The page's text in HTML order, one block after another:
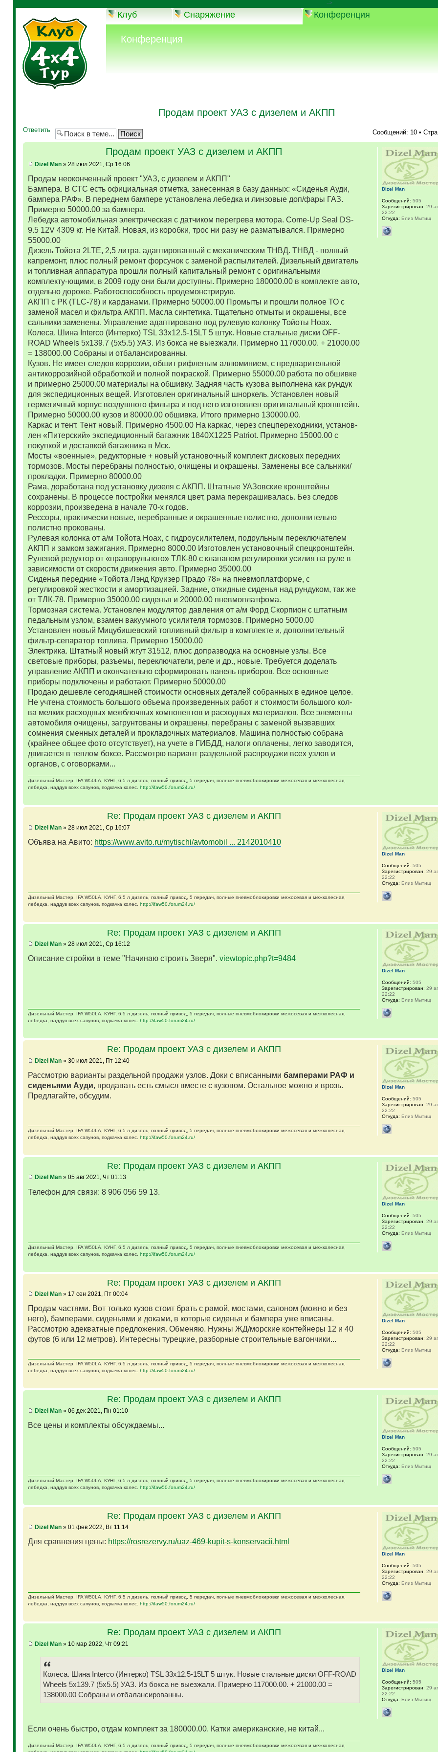
-->
Клуб Снаряжение Конференция
Конференция
Продам проект УАЗ с дизелем и АКПП
Ответить Сообщений: 10 •
Продам проект УАЗ с дизелем и АКПП
Dizel Man» 28 июл 2021, Ср 16:06
Продам неоконченный проект "УАЗ, с дизелем и АКПП"
Бампера. В СТС есть официальная отметка, занесенная в базу данных: «Сиденья Ауди,
бампера РАФ». В переднем бампере установлена лебедка и линзовые доп/фары ГАЗ.
Примерно 50000.00 за бампера.
Лебедка автомобильная электрическая с датчиком перегрева мотора. Come-Up Seal DS-
9.5 12V 4309 кг. Не Китай. Новая, из коробки, трос ни разу не разматывался. Примерно
55000.00
Дизель Тойота 2LTE, 2,5 литра, адаптированный с механическим ТНВД. ТНВД - полный
капремонт, плюс полный ремонт форсунок с заменой распылителей. Дизельный двигатель
и топливная аппаратура прошли полный капитальный ремонт с оригинальными
комплекту-ющими, в 2009 году они были доступны. Примерно 180000.00 в комплекте авто,
отдельно дороже. Работоспособность продемонстрирую.
АКПП с РК (TLC-78) и карданами. Примерно 50000.00 Промыты и прошли полное ТО с
заменой масел и фильтра АКПП. Масла синтетика. Тщательно отмыты и окрашены, все
сальники заменены. Управление адаптировано под рулевую колонку Тойоты Ноах.
Колеса. Шина Interco (Интерко) TSL 33x12.5-15LT 5 штук. Новые стальные диски OFF-
ROAD Wheels 5x139.7 (5x5.5) УАЗ. Из бокса не выезжали. Примерно 117000.00. + 21000.00
= 138000.00 Собраны и отбалансированны.
Кузов. Не имеет следов коррозии, обшит рифленым аллюминием, с предварительной
антикоррозийной обработкой и полной покраской. Примерно 55000.00 работа по обшивке
и примерно 25000.00 материалы на обшивку. Задняя часть кузова выполнена как рундук
для экспедиционных вещей. Изготовлен оригинальный шноркель. Установлен новый
герметичный корпус воздушного фильтра и под него изготовлен оригинальный кронштейн.
Примерно 50000.00 кузов и 80000.00 обшивка. Итого примерно 130000.00.
Каркас и тент. Тент новый. Примерно 4500.00 На каркас, через спецпереходники, установ-
лен «Питерский» экспедиционный багажник 1840Х1225 Patriot. Примерно 15000.00 с
покупкой и доставкой багажника в Мск.
Мосты «военные», редукторные + новый установочный комплект дисковых передних
тормозов. Мосты перебраны полностью, очищены и окрашены. Заменены все сальники/
прокладки. Примерно 80000.00
Рама, доработана под установку дизеля с АКПП. Штатные УАЗовские кронштейны
сохранены. В процессе постройки менялся цвет, рама перекрашивалась. Без следов
коррозии, произведена в начале 70-х годов.
Рессоры, практически новые, перебранные и окрашенные полистно, дополнительно
полистно прокованы.
Рулевая колонка от а/м Тойота Ноах, с гидроусилителем, подрульным переключателем
АКПП и замком зажигания. Примерно 8000.00 Изготовлен установочный спецкронштейн.
Рулевой редуктор от «праворульного» ТЛК-80 с клапаном регулировки усилия на руле в
зависимости от скорости движения авто. Примерно 35000.00
Сиденья передние «Тойота Лэнд Круизер Прадо 78» на пневмоплатформе, с
регулировкой жесткости и амортизацией. Задние, откидные сиденья над рундуком, так же
от ТЛК-78. Примерно 35000.00 сиденья и 20000.00 пневмоплатфома.
Тормозная система. Установлен модулятор давления от а/м Форд Скорпион с штатным
педальным узлом, взамен вакуумного усилителя тормозов. Примерно 5000.00
Установлен новый Мицубишевский топливный фильтр в комплекте и, дополнительный
фильтр-сепаратор топлива. Примерно 15000.00
Электрика. Штатный новый жгут 31512, плюс допразводка на основные узлы. Все
световые приборы, разъемы, переключатели, реле и др., новые. Требуется доделать
управление АКПП и окончательно сформировать панель приборов. Все основные
приборы подключены и работают. Примерно 50000.00
Продаю дешевле сегодняшней стоимости основных деталей собранных в единое целое.
Не учтена стоимость большого объема произведенных работ и стоимости большого кол-
ва мелких расходных межблочных компонентов и расходных материалов. Все элементы
автомобиля очищены, загрунтованы и окрашены, перебраны с заменой вызвавших
сомнения сменных деталей и прокладочных материалов. Машина полностью собрана
(крайнее общее фото отсутствует), на учете в ГИБДД, налоги оплачены, легко заводится,
двигается в теплом боксе. Рассмотрю вариант раздельной распродажи всех узлов и
органов, с оговорками...
Дизельный Мастер. IFA W50LA, КУНГ, 6,5 л дизель, полный привод, 5 передач, полные пневмоблокировки межосевая и межколесная,
лебедка, наддув всех сапунов, подкачка колес. http://ifaw50.forum24.ru/
Dizel Man
Сообщений: 505
Зарегистрирован: 29
22:22
Откуда: Близ Мытищ
Re: Продам проект УАЗ с дизелем и АКПП
Dizel Man» 28 июл 2021, Ср 16:07
Объява на Авито: https://www.avito.ru/mytischi/avtomobil ... 2142010410
Дизельный Мастер. IFA W50LA, КУНГ, 6,5 л дизель, полный привод, 5 передач, полные пневмоблокировки межосевая и межколесная,
лебедка, наддув всех сапунов, подкачка колес. http://ifaw50.forum24.ru/
Dizel Man
Сообщений: 505
Зарегистрирован: 29
22:22
Откуда: Близ Мытищ
Re: Продам проект УАЗ с дизелем и АКПП
Dizel Man» 28 июл 2021, Ср 16:12
Описание стройки в теме "Начинаю строить Зверя". viewtopic.php?t=9484
Дизельный Мастер. IFA W50LA, КУНГ, 6,5 л дизель, полный привод, 5 передач, полные пневмоблокировки межосевая и межколесная,
лебедка, наддув всех сапунов, подкачка колес. http://ifaw50.forum24.ru/
Dizel Man
Сообщений: 505
Зарегистрирован: 29
22:22
Откуда: Близ Мытищ
Re: Продам проект УАЗ с дизелем и АКПП
Dizel Man» 30 июл 2021, Пт 12:40
Рассмотрю варианты раздельной продажи узлов. Доки с вписанными бамперами РАФ и
сиденьями Ауди, продавать есть смысл вместе с кузовом. Остальное можно и врозь.
Предлагайте, обсудим.
Дизельный Мастер. IFA W50LA, КУНГ, 6,5 л дизель, полный привод, 5 передач, полные пневмоблокировки межосевая и межколесная,
лебедка, наддув всех сапунов, подкачка колес. http://ifaw50.forum24.ru/
Dizel Man
Сообщений: 505
Зарегистрирован: 29
22:22
Откуда: Близ Мытищ
Re: Продам проект УАЗ с дизелем и АКПП
Dizel Man» 05 авг 2021, Чт 01:13
Телефон для связи: 8 906 056 59 13.
Дизельный Мастер. IFA W50LA, КУНГ, 6,5 л дизель, полный привод, 5 передач, полные пневмоблокировки межосевая и межколесная,
лебедка, наддув всех сапунов, подкачка колес. http://ifaw50.forum24.ru/
Dizel Man
Сообщений: 505
Зарегистрирован: 29
22:22
Откуда: Близ Мытищ
Re: Продам проект УАЗ с дизелем и АКПП
Dizel Man» 17 сен 2021, Пт 00:04
Продам частями. Вот только кузов стоит брать с рамой, мостами, салоном (можно и без
него), бамперами, сиденьями и доками, в которые сиденья и бампера уже вписаны.
Рассмотрю адекватные предложения. Обменяю. Нужны ЖД/морские контейнеры 12 и 40
футов (6 или 12 метров). Интересны турецкие, разборные строительные вагончики...
Дизельный Мастер. IFA W50LA, КУНГ, 6,5 л дизель, полный привод, 5 передач, полные пневмоблокировки межосевая и межколесная,
лебедка, наддув всех сапунов, подкачка колес. http://ifaw50.forum24.ru/
Dizel Man
Сообщений: 505
Зарегистрирован: 29
22:22
Откуда: Близ Мытищ
Re: Продам проект УАЗ с дизелем и АКПП
Dizel Man» 06 дек 2021, Пн 01:10
Все цены и комплекты обсуждаемы...
Дизельный Мастер. IFA W50LA, КУНГ, 6,5 л дизель, полный привод, 5 передач, полные пневмоблокировки межосевая и межколесная,
лебедка, наддув всех сапунов, подкачка колес. http://ifaw50.forum24.ru/
Dizel Man
Сообщений: 505
Зарегистрирован: 29
22:22
Откуда: Близ Мытищ
Re: Продам проект УАЗ с дизелем и АКПП
Dizel Man» 01 фев 2022, Вт 11:14
Для сравнения цены: https://rosrezervy.ru/uaz-469-kupit-s-konservacii.html
Дизельный Мастер. IFA W50LA, КУНГ, 6,5 л дизель, полный привод, 5 передач, полные пневмоблокировки межосевая и межколесная,
лебедка, наддув всех сапунов, подкачка колес. http://ifaw50.forum24.ru/
Dizel Man
Сообщений: 505
Зарегистрирован: 29
22:22
Откуда: Близ Мытищ
Re: Продам проект УАЗ с дизелем и АКПП
Dizel Man» 10 мар 2022, Чт 09:21
Колеса. Шина Interco (Интерко) TSL 33x12.5-15LT 5 штук. Новые стальные диски OFF-ROAD
Wheels 5x139.7 (5x5.5) УАЗ. Из бокса не выезжали. Примерно 117000.00. + 21000.00 =
138000.00 Собраны и отбалансированны.
Если очень быстро, отдам комплект за 180000.00. Катки американские, не китай...
Дизельный Мастер. IFA W50LA, КУНГ, 6,5 л дизель, полный привод, 5 передач, полные пневмоблокировки межосевая и межколесная,
Dizel Man
Сообщений: 505
Зарегистрирован: 29
22:22
Откуда: Близ Мытищ